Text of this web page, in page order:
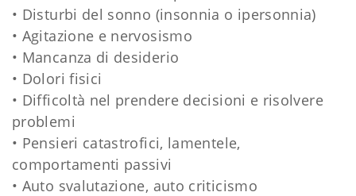
• Disturbi del sonno (insonnia o ipersonnia)
• Agitazione e nervosismo
• Mancanza di desiderio
• Dolori fisici
• Difficoltà nel prendere decisioni e risolvere
problemi
• Pensieri catastrofici, lamentele,
comportamenti passivi
• Auto svalutazione, auto criticismo